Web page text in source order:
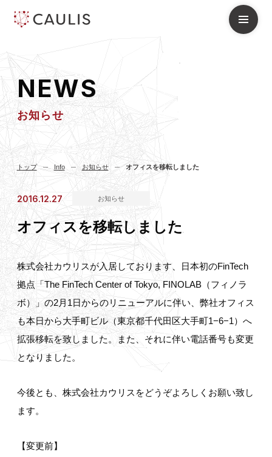
NEWS
お知らせ
トップ Info お知らせ オフィスを移転しました
2016.12.27 お知らせ
オフィスを移転しました
株式会社カウリスが入居しております、日本初のFinTech
拠点「The FinTech Center of Tokyo, FINOLAB（フィノラ
ボ）」の2月1日からのリニューアルに伴い、弊社オフィス
も本日から大手町ビル（東京都千代田区大手町1−6−1）へ
拡張移転を致しました。また、それに伴い電話番号も変更
となりました。
今後とも、株式会社カウリスをどうぞよろしくお願い致し
ます。
【変更前】